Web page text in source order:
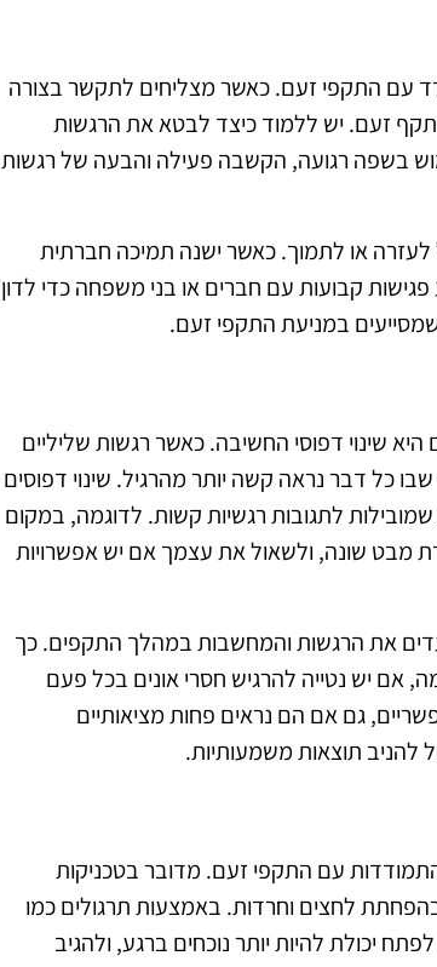
עם התקפי זעם. כאשר מצליחים לתקשר בצורה
זעם. יש ללמוד כיצד לבטא את הרגשות
בשפה רגועה, הקשבה פעילה והבעה של רגשות
לעזרה או לתמוך. כאשר ישנה תמיכה חברתית
קבועות עם חברים או בני משפחה כדי לדון
במניעת התקפי זעם.
שינוי דפוסי החשיבה. כאשר רגשות שליליים
כל דבר נראה קשה יותר מהרגיל. שינוי דפוסים
לתגובות רגשיות קשות. לדוגמה, במקום
מבט שונה, ולשאול את עצמך אם יש אפשרויות
את הרגשות והמחשבות במהלך התקפים. כך
אם יש נטייה להרגיש חסרי אונים בכל פעם
גם אם הם נראים פחות מציאותיים
להניב תוצאות משמעותיות.
עם התקפי זעם. מדובר בטכניקות
לחצים וחרדות. באמצעות תרגולים כמו
יכולת להיות יותר נוכחים ברגע, ולהגיב